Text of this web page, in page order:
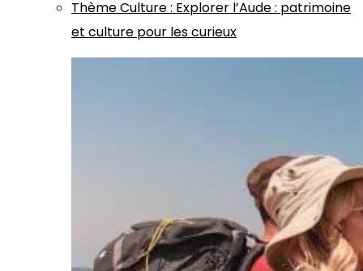
ThèmeCulture: Explorer l’Aude : patrimoine
et culture pour les curieux